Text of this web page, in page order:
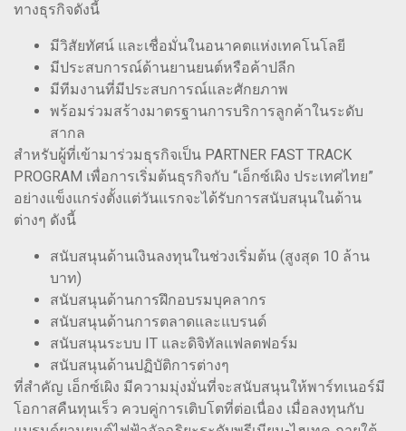
ทางธุรกิจดังนี้
มีวิสัยทัศน์ และเชื่อมั่นในอนาคตแห่งเทคโนโลยี
มีประสบการณ์ด้านยานยนต์หรือค้าปลีก
มีทีมงานที่มีประสบการณ์และศักยภาพ
พร้อมร่วมสร้างมาตรฐานการบริการลูกค้าในระดับ
สากล
สำหรับผู้ที่เข้ามาร่วมธุรกิจเป็น PARTNER FAST TRACK
PROGRAM เพื่อการเริ่มต้นธุรกิจกับ “เอ็กซ์เผิง ประเทศไทย”
อย่างแข็งแกร่งตั้งแต่วันแรกจะได้รับการสนับสนุนในด้าน
ต่างๆ ดังนี้
สนับสนุนด้านเงินลงทุนในช่วงเริ่มต้น (สูงสุด 10 ล้าน
บาท)
สนับสนุนด้านการฝึกอบรมบุคลากร
สนับสนุนด้านการตลาดและแบรนด์
สนับสนุนระบบ IT และดิจิทัลแฟลตฟอร์ม
สนับสนุนด้านปฏิบัติการต่างๆ
ที่สำคัญ เอ็กซ์เผิง มีความมุ่งมั่นที่จะสนับสนุนให้พาร์ทเนอร์มี
โอกาสคืนทุนเร็ว ควบคู่การเติบโตที่ต่อเนื่อง เมื่อลงทุนกับ